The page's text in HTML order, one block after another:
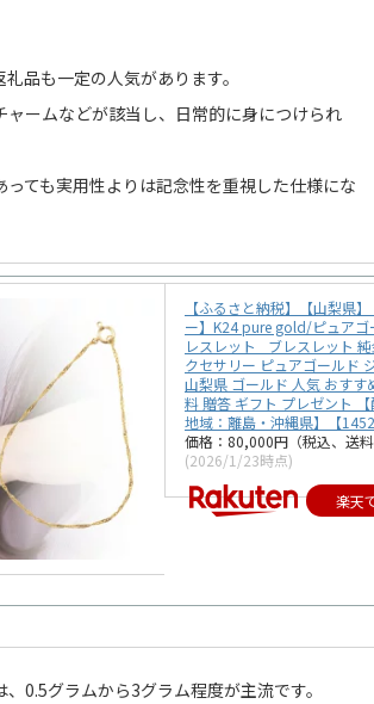
品も一定の人気があります。
ャームなどが該当し、日常的に身につけられ
っても実用性よりは記念性を重視した仕様にな
【ふるさと納税】【山梨県
ー】K24 pure gold/ピュアゴ
レスレット_ ブレスレット
クセサリー ピュアゴールド
山梨県 ゴールド 人気 おすす
料 贈答 ギフト プレゼント
地域：離島・沖縄県】【
価格：80,000円（税込、送
(2026/1/23時点)
楽天
0.5グラムから3グラム程度が主流です。